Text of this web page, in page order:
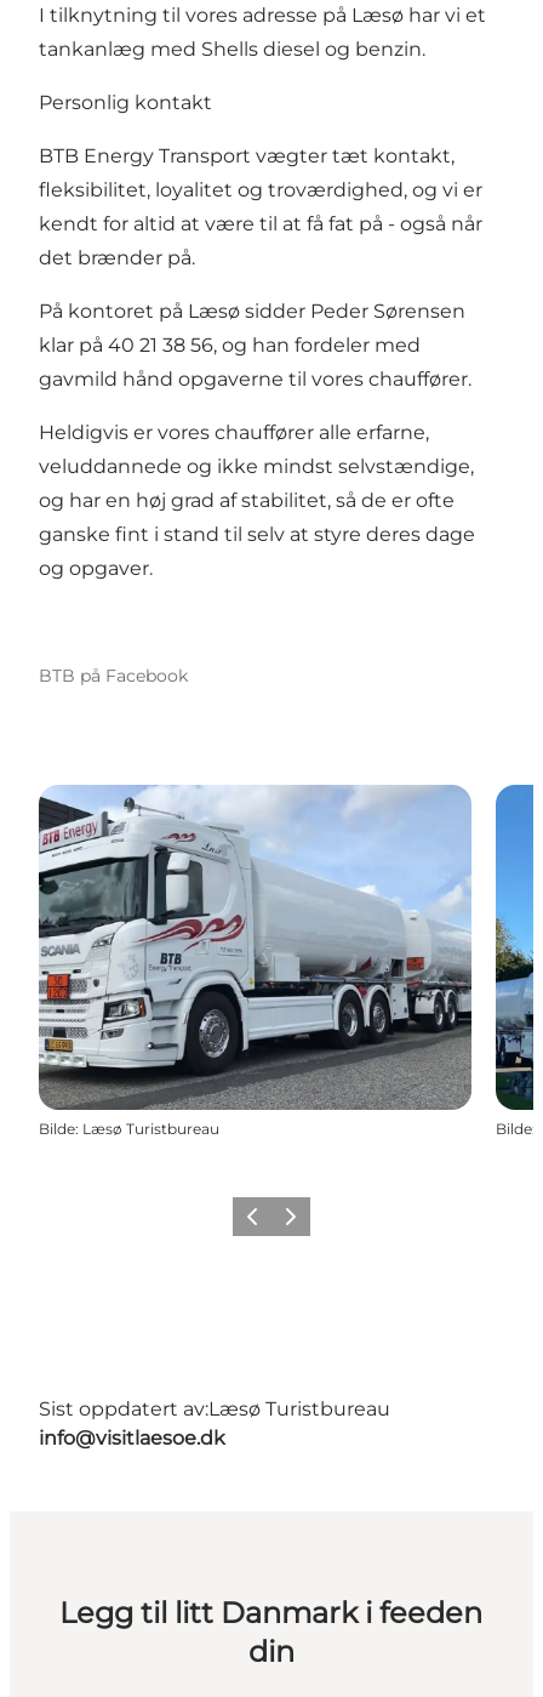
I tilknytning til vores adresse på Læsø har vi et
tankanlæg med Shells diesel og benzin.
Personlig kontakt
BTB Energy Transport vægter tæt kontakt,
fleksibilitet, loyalitet og troværdighed, og vi er
kendt for altid at være til at få fat på - også når
det brænder på.
På kontoret på Læsø sidder Peder Sørensen
klar på 40 21 38 56, og han fordeler med
gavmild hånd opgaverne til vores chauffører.
Heldigvis er vores chauffører alle erfarne,
veluddannede og ikke mindst selvstændige,
og har en høj grad af stabilitet, så de er ofte
ganske fint i stand til selv at styre deres dage
og opgaver.
BTB på Facebook
Bilde: Læsø Turistbureau Bilde:
ForrigeNeste
Sist oppdatert av:Læsø Turistbureau
info@visitlaesoe.dk
Legg til litt Danmark i feeden
din